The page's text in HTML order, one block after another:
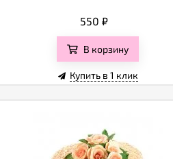
550 ₽
В корзину
Купить в 1 клик